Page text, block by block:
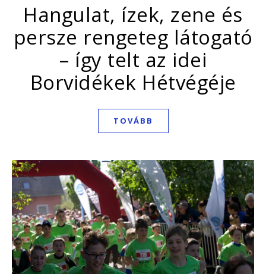
Hangulat, ízek, zene és
persze rengeteg látogató
– így telt az idei
Borvidékek Hétvégéje
TOVÁBB